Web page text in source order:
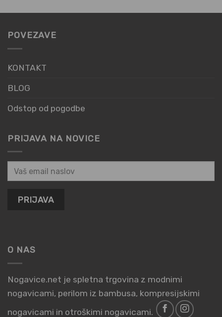
POVEZAVE
KONTAKT
BLOG
Odstop od pogodbe
PRIJAVA NA NOVICE
O NAS
Nogavice.net je spletna trgovina z modnimi
nogavicami, perilom iz bambusa, kompresijskimi
nogavicami in otroškimi nogavicami.